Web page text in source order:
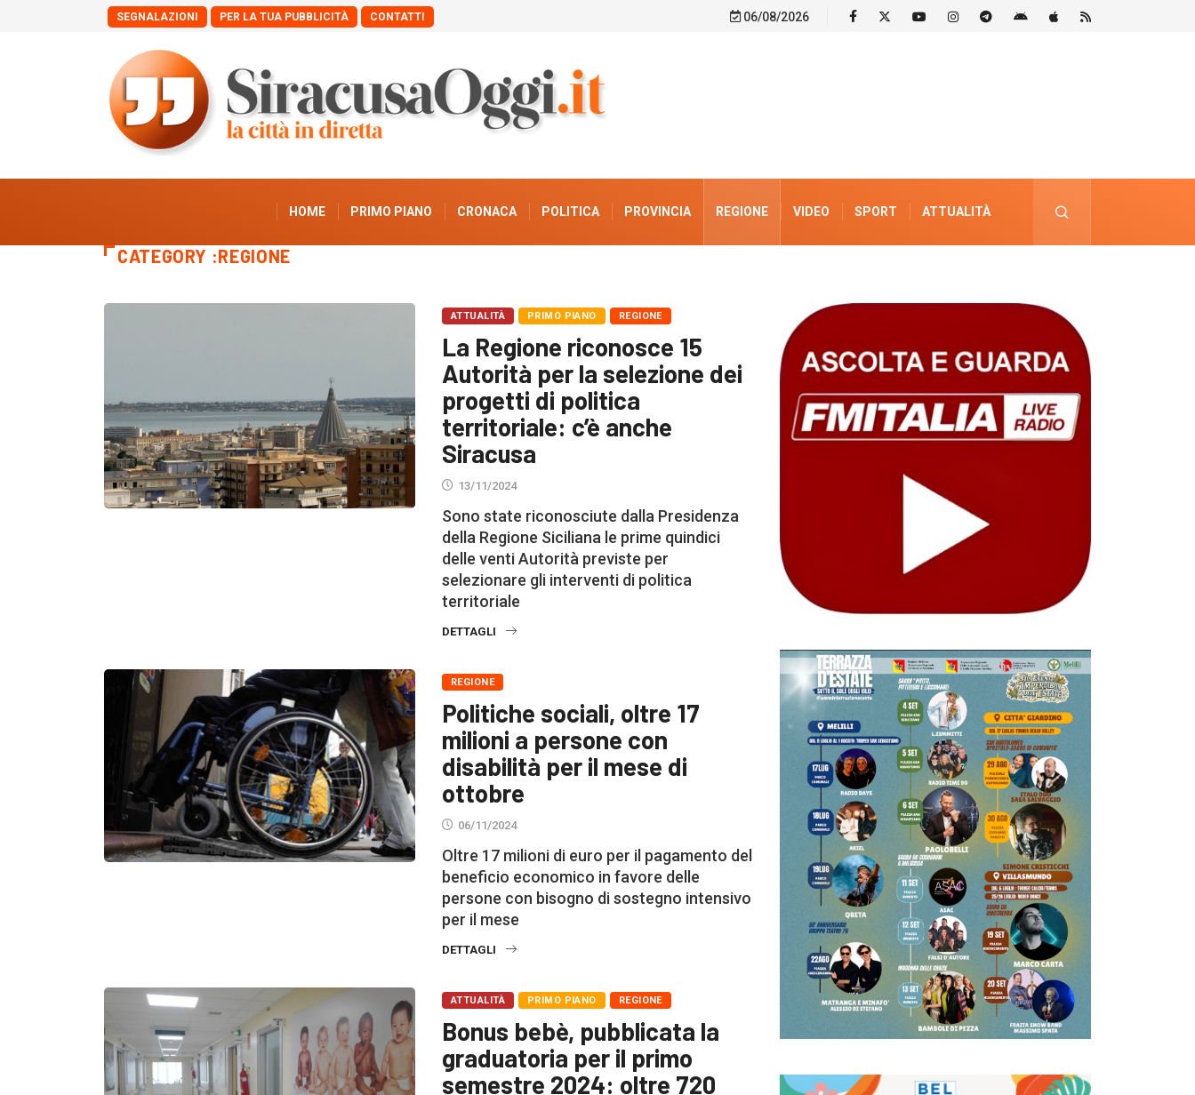
SEGNALAZIONI PER LA TUA PUBBLICITÀ CONTATTI 06/08/2026
HOME PRIMO PIANO CRONACA POLITICA PROVINCIA REGIONE VIDEO SPORT ATTUALITÀ
CATEGORY :REGIONE
ATTUALITÀ PRIMO PIANO REGIONE
La Regione riconosce 15
Autorità per la selezione dei
progetti di politica
territoriale: c’è anche
Siracusa
13/11/2024
Sono state riconosciute dalla Presidenza
della Regione Siciliana le prime quindici
delle venti Autorità previste per
selezionare gli interventi di politica
territoriale
DETTAGLI
REGIONE
Politiche sociali, oltre 17
milioni a persone con
disabilità per il mese di
ottobre
06/11/2024
Oltre 17 milioni di euro per il pagamento del
beneficio economico in favore delle
persone con bisogno di sostegno intensivo
per il mese
DETTAGLI
ATTUALITÀ PRIMO PIANO REGIONE
Bonus bebè, pubblicata la
graduatoria per il primo
semestre 2024: oltre 720